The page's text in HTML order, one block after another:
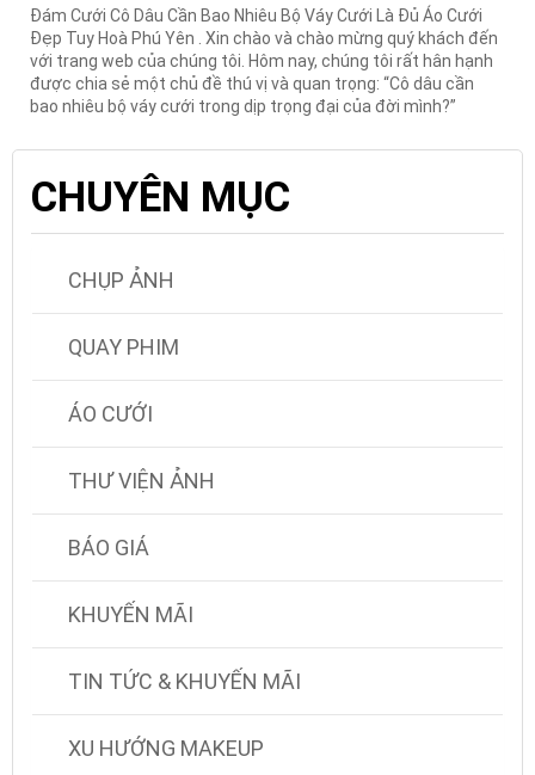
Đám Cưới Cô Dâu Cần Bao Nhiêu Bộ Váy Cưới Là Đủ Áo Cưới
Đẹp Tuy Hoà Phú Yên . Xin chào và chào mừng quý khách đến
với trang web của chúng tôi. Hôm nay, chúng tôi rất hân hạnh
được chia sẻ một chủ đề thú vị và quan trọng: “Cô dâu cần
bao nhiêu bộ váy cưới trong dịp trọng đại của đời mình?”
CHUYÊN MỤC
CHỤP ẢNH
QUAY PHIM
ÁO CƯỚI
THƯ VIỆN ẢNH
BÁO GIÁ
KHUYẾN MÃI
TIN TỨC & KHUYẾN MÃI
XU HƯỚNG MAKEUP